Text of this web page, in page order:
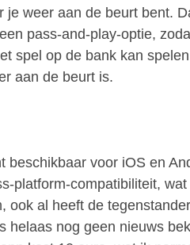
je weer aan de beurt bent.
pass-and-play-optie,
spel op de bank kan
aan de beurt is.
beschikbaar voor iOS en
platform-compatibiliteit,
ook al heeft de
helaas nog geen nieuws